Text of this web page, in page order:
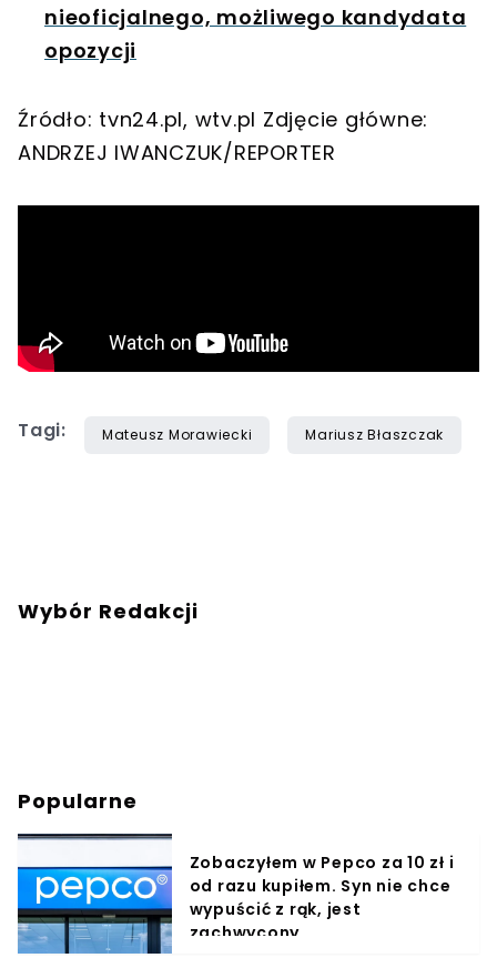
nieoficjalnego, możliwego kandydata
opozycji
Źródło: tvn24.pl, wtv.pl Zdjęcie główne:
ANDRZEJ IWANCZUK/REPORTER
Tagi: Mateusz Morawiecki Mariusz Błaszczak
Wybór Redakcji
Popularne
Zobaczyłem w Pepco za 10 zł i
od razu kupiłem. Syn nie chce
wypuścić z rąk, jest
zachwycony